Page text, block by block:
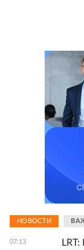
НОВОСТИ
07:13